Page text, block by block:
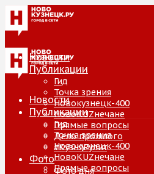
Новости
Публикации
Гид
Точка зрения
Новокузнецк-400
НовоKUZнечане
Прямые вопросы
Дело прошлого
#КузняРулит
Фото
Фото дня
Новости
Публикации
Гид
Точка зрения
Новокузнецк-400
НовоKUZнечане
Прямые вопросы